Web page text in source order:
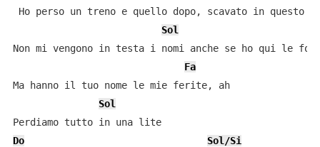
Ho perso un treno e quello dopo, scavato in questo
Sol
Non mi vengono in testa i nomi anche se ho qui le
Fa
Ma hanno il tuo nome le mie ferite, ah
Sol
Perdiamo tutto in una lite
Do
Sol/Si